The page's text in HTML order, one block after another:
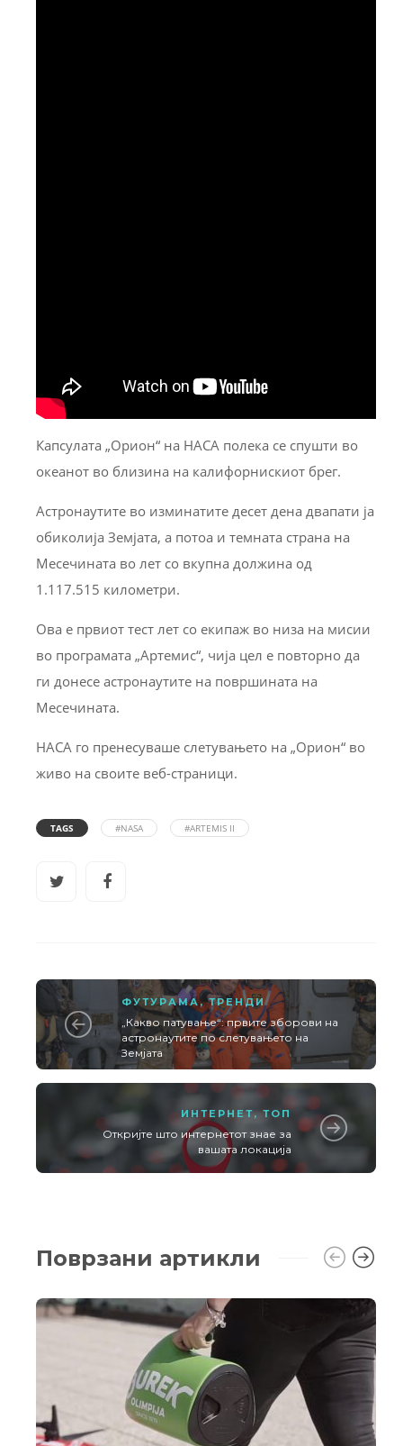
Капсулата „Орион“ на НАСА полека се спушти во
океанот во близина на калифорнискиот брег.
Астронаутите во изминатите десет дена двапати ја
обиколија Земјата, а потоа и темната страна на
Месечината во лет со вкупна должина од
1.117.515 километри.
Ова е првиот тест лет со екипаж во низа на мисии
во програмата „Артемис“, чија цел е повторно да
ги донесе астронаутите на површината на
Месечината.
НАCА го пренесуваше слетувањето на „Орион“ во
живо на своите веб-страници.
TAGS #NASA #ARTEMIS II
ФУТУРАМА,ТРЕНДИ
„Какво патување“: првите зборови на
астронаутите по слетувањето на
Земјата
ИНТЕРНЕТ,ТОП
Откријте што интернетот знае за
вашата локација
Поврзани артикли